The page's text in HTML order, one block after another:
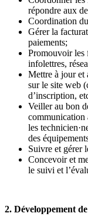
répondre aux
Coordination
Gérer la
paiements;
Promouvoir les
infolettres,
Mettre à jour et
sur le site web
d’inscription,
Veiller au bon
communication
les
des
Suivre et gérer
Concevoir et
le suivi et
2. Développement